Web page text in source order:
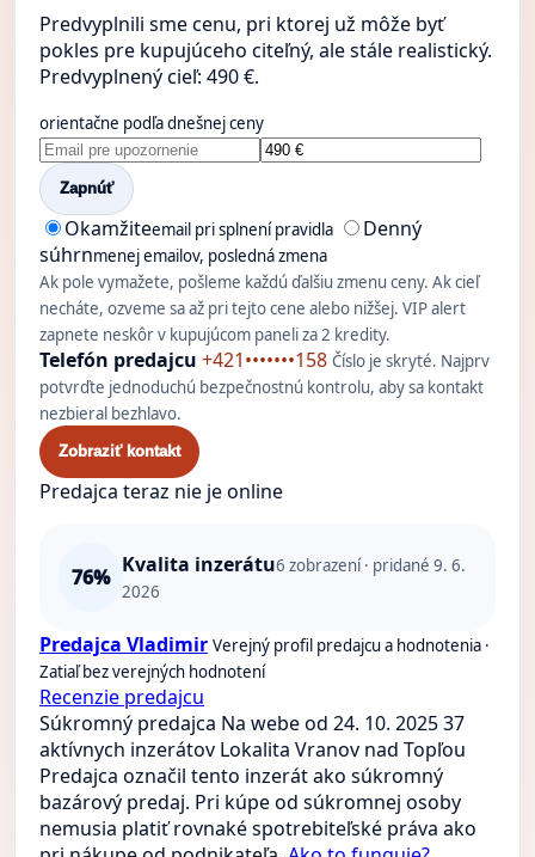
Predvyplnili sme cenu, pri ktorej už môže byť
pokles pre kupujúceho citeľný, ale stále realistický.
Predvyplnený cieľ: 490 €.
orientačne podľa dnešnej ceny
Zapnúť
Okamžiteemail pri splnení pravidla
Denný
súhrnmenej emailov, posledná zmena
Ak pole vymažete, pošleme každú ďalšiu zmenu ceny. Ak cieľ
necháte, ozveme sa až pri tejto cene alebo nižšej. VIP alert
zapnete neskôr v kupujúcom paneli za 2 kredity.
Telefón predajcu +421•••••••158 Číslo je skryté. Najprv
potvrďte jednoduchú bezpečnostnú kontrolu, aby sa kontakt
nezbieral bezhlavo.
Zobraziť kontakt
Predajca teraz nie je online
76% Kvalita inzerátu6 zobrazení · pridané 9. 6.
2026
Predajca Vladimir Verejný profil predajcu a hodnotenia ·
Zatiaľ bez verejných hodnotení
Recenzie predajcu
Súkromný predajca Na webe od 24. 10. 202537
aktívnych inzerátov Lokalita Vranov nad Topľou
Predajca označil tento inzerát ako súkromný
bazárový predaj. Pri kúpe od súkromnej osoby
nemusia platiť rovnaké spotrebiteľské práva ako